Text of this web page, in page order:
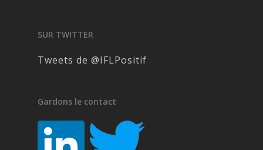
SUR TWITTER
Tweets de @IFLPositif
Gardons le contact